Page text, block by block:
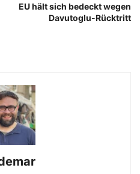
EU hält sich bedeckt wegen
Davutoglu-Rücktritt